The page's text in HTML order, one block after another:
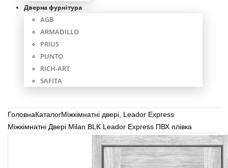
Дверна фурнітура
AGB
ARMADILLO
PRIUS
PUNTO
RICH-ART
SAFITA
ГоловнаКаталогМіжкімнатні двері Leador Express
Міжкімнатні Двері Milan BLK Leador Express ПВХ плівка